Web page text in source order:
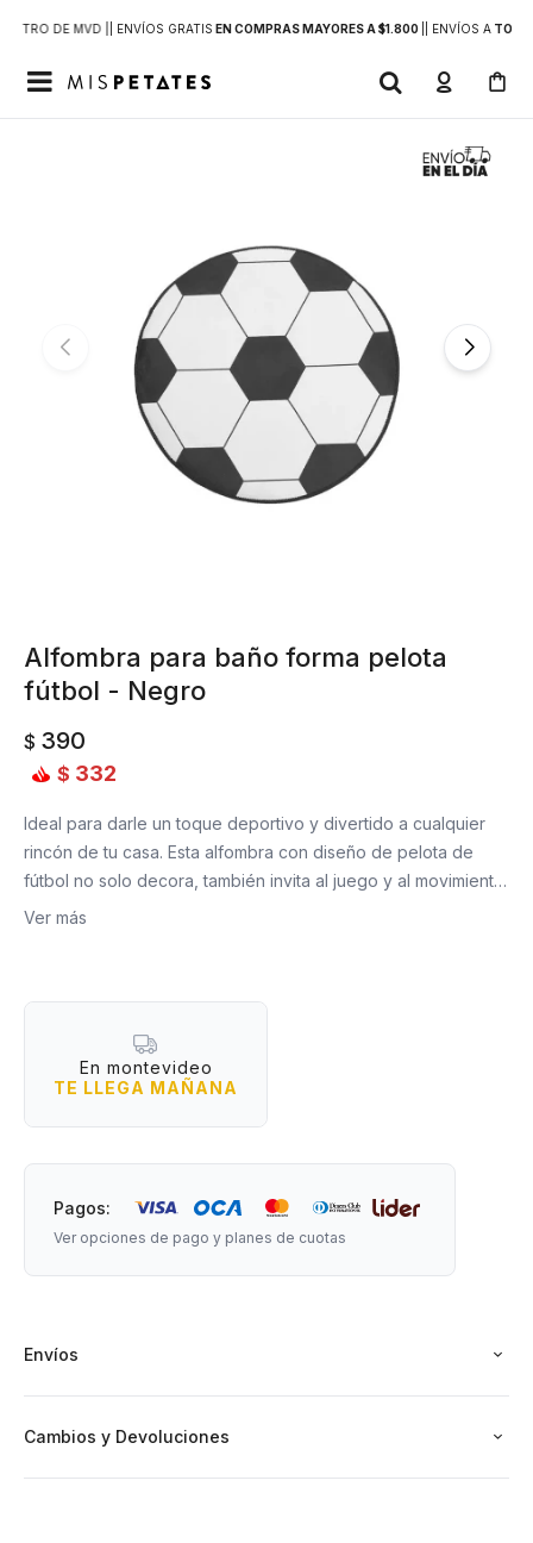
DE MVD | | ENVÍOS GRATIS EN COMPRAS MAYORES A $1.800 | ENVÍOS ATODO

Alfombra para baño forma pelota
fútbol - Negro
$ 390
$ 332
Ideal para darle un toque deportivo y divertido a cualquier
rincón de tu casa. Esta alfombra con diseño de pelota de
fútbol no solo decora, también invita al juego y al movimiento.
Perfecta para baños, cuartos infantiles o cualquier espacio
- Antideslizante en la base: segura para cualquier tipo de
piso.
fútbol de todas las edades.
- Aporta un estilo temático sin perder funcionalidad.
Medidas: 50 cm de diámetro
Ver más
En montevideo
TE LLEGA MAÑANA
Pagos:
Ver opciones de pago y planes de cuotas
Envíos
Cambios y Devoluciones